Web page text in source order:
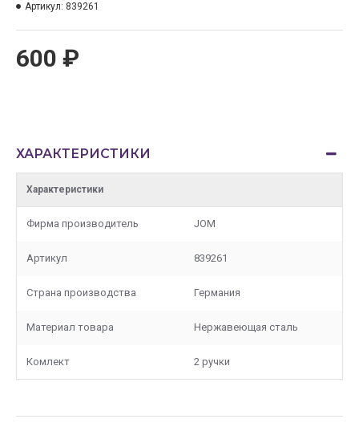
600 ₽
Артикул: 839261
ХАРАКТЕРИСТИКИ
Характеристики
Фирма производитель JOM
Артикул 839261
Страна производства Германия
Материал товара Нержавеющая сталь
Комлект 2 ручки